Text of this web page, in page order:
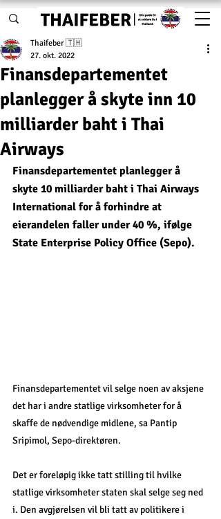
Finansdepartementet
planlegger å skyte inn 10
milliarder baht i Thai
Airways
Thaifeber 🇹🇭
27. okt. 2022
Finansdepartementet planlegger å
skyte 10 milliarder baht i Thai Airways
International for å forhindre at
eierandelen faller under 40 %, ifølge
State Enterprise Policy Office (Sepo).
Finansdepartementet vil selge noen av aksjene
det har i andre statlige virksomheter for å
skaffe de nødvendige midlene, sa Pantip
Sripimol, Sepo-direktøren.
Det er foreløpig ikke tatt stilling til hvilke
statlige virksomheter staten skal selge seg ned
i. Den avgjørelsen vil bli tatt av politikere i